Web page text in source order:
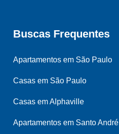
Buscas Frequentes
Apartamentos em São Paulo
Casas em São Paulo
Casas em Alphaville
Apartamentos em Santo André